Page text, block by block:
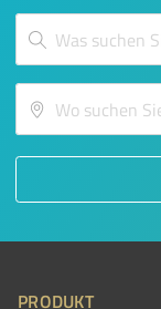
PRODUKT